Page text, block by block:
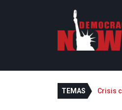
TEMAS Crisis